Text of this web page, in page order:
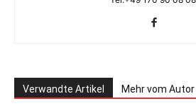
Verwandte Artikel Mehr vom Autor